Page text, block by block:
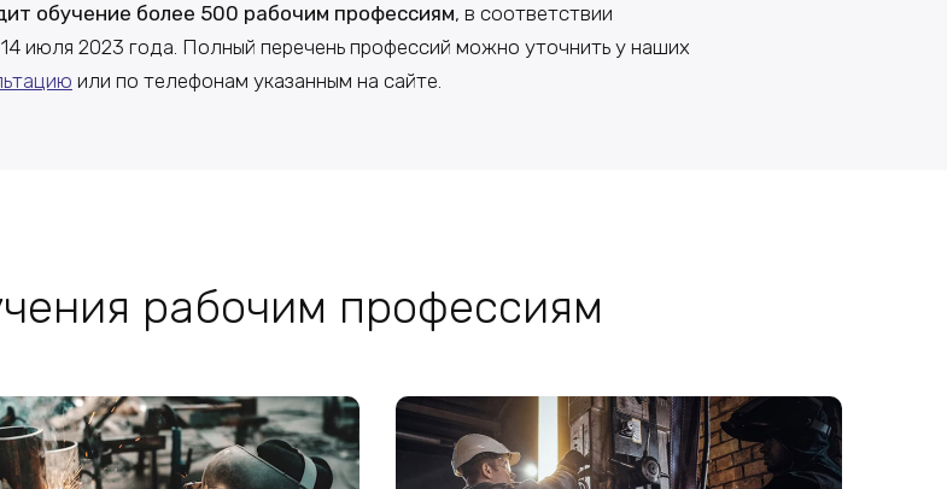
обучение более 500 рабочим профессиям, в соответствии
2023 года. Полный перечень профессий можно уточнить у наших
или по телефонам указанным на сайте.
рабочим профессиям